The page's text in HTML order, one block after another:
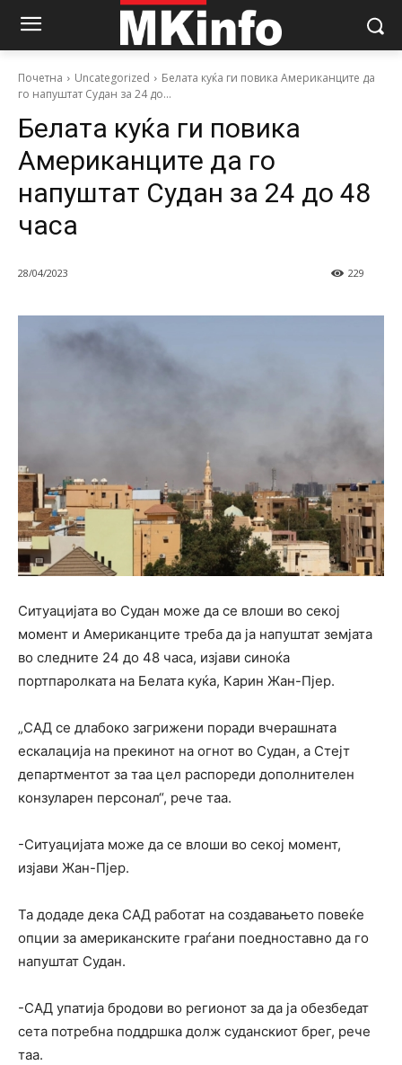
Почетна Uncategorized
Белата куќа ги повика Американците да
го напуштат Судан за 24 до...
Белата куќа ги повика
Американците да го
напуштат Судан за 24 до 48
часа
28/04/2023 229
Ситуацијата во Судан може да се влоши во секој
момент и Американците треба да ја напуштат земјата
во следните 24 до 48 часа, изјави синоќа
портпаролката на Белата куќа, Карин Жан-Пјер.
„САД се длабоко загрижени поради вчерашната
ескалација на прекинот на огнот во Судан, а Стејт
департментот за таа цел распореди дополнителен
конзуларен персонал“, рече таа.
-Ситуацијата може да се влоши во секој момент,
изјави Жан-Пјер.
Та додаде дека САД работат на создавањето повеќе
опции за американските граѓани поедноставно да го
напуштат Судан.
-САД упатија бродови во регионот за да ја обезбедат
сета потребна поддршка долж суданскиот брег, рече
таа.